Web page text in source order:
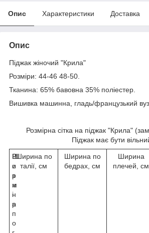
Опис Характеристики Доставка
Опис
Піджак жіночий "Крила"
Розміри: 44-46 48-50.
Тканина: 65% бавовна 35% поліестер.
Вишивка машинна, гладь/французький
Розмірна сітка на піджак "Крила"
Піджак має бути
Р
о
з
м
і
р
Ш
и
р
и
н
а
п
о
Ширина по
талії, см
Ширина по
бедрах, см
Ширина
плечей, см